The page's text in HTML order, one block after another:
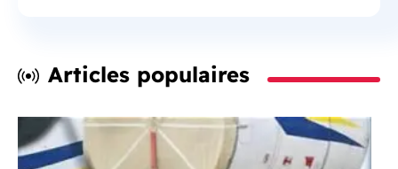
Articles populaires